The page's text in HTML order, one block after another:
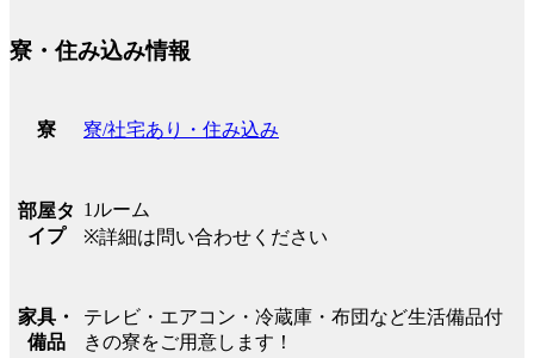
寮・住み込み情報
寮 寮/社宅あり・住み込み
部屋タ
イプ
1ルーム
※詳細は問い合わせください
家具・
備品
テレビ・エアコン・冷蔵庫・布団など生活備品付
きの寮をご用意します！